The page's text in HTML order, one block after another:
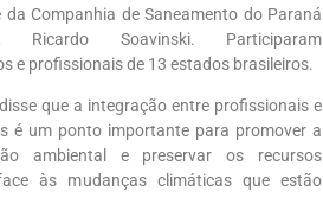
da Companhia de Saneamento do Paraná
Ricardo Soavinski. Participaram
e profissionais de 13 estados brasileiros.
que a integração entre profissionais e
é um ponto importante para promover a
ambiental e preservar os recursos
às mudanças climáticas que estão